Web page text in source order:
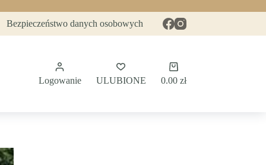
Bezpieczeństwo danych osobowych
Logowanie ULUBIONE
Koszyk
0.00 zł